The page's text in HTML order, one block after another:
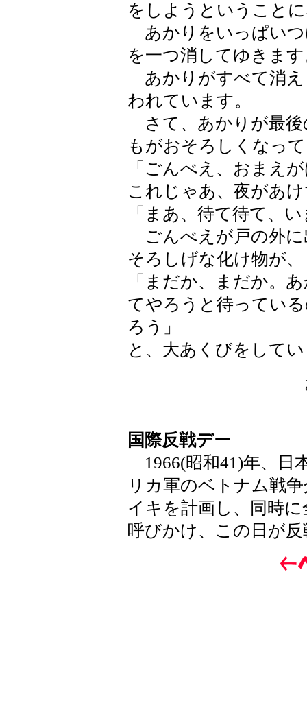
をしようということ
あかりをいっぱいつ
を一つ消してゆきま
あかりがすべて消え
われています。
さて、あかりが最後
もがおそろしくなっ
「ごんべえ、おまえ
これじゃあ、夜があ
「まあ、待て待て、
ごんべえが戸の外に
そろしげな化け物が、
「まだか、まだか。
てやろうと待ってい
ろう」
と、大あくびをして
国際反戦デー
1966(昭和41)年、日
リカ軍のベトナム戦
イキを計画し、同時
呼びかけ、この日が